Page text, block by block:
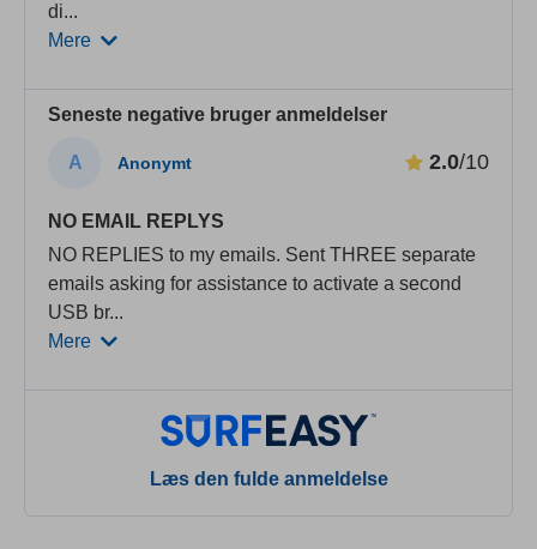
di...
Mere
Seneste negative bruger anmeldelser
A Anonymt 2.0/10
NO EMAIL REPLYS
NO REPLIES to my emails. Sent THREE separate
emails asking for assistance to activate a second
USB br...
Mere
Læs den fulde anmeldelse